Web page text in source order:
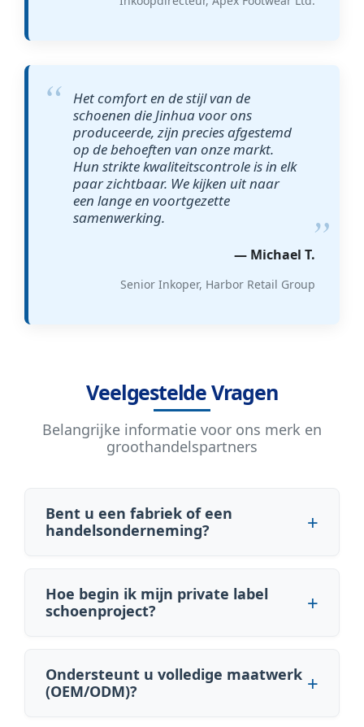
Het comfort en de stijl van de
schoenen die Jinhua voor ons
produceerde, zijn precies afgestemd
op de behoeften van onze markt.
Hun strikte kwaliteitscontrole is in elk
paar zichtbaar. We kijken uit naar
een lange en voortgezette
samenwerking.
— Michael T.
Senior Inkoper, Harbor Retail Group
Veelgestelde Vragen
Belangrijke informatie voor ons merk en
groothandelspartners
Bent u een fabriek of een
handelsonderneming?
Hoe begin ik mijn private label
schoenproject?
Ondersteunt u volledige maatwerk
(OEM/ODM)?